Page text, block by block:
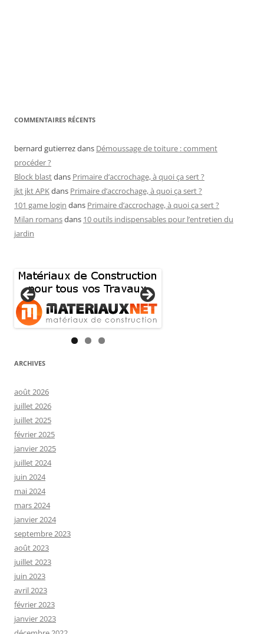
COMMENTAIRES RÉCENTS
bernard gutierrezdans Démoussage de toiture : comment
procéder ?
Block blastdans Primaire d’accrochage, à quoi ça sert ?
jkt jkt APKdans Primaire d’accrochage, à quoi ça sert ?
101 game login dans Primaire d’accrochage, à quoi ça sert ?
Milan romansdans 10 outils indispensables pour l’entretien du
jardin
ARCHIVES
août 2026
juillet 2026
juillet 2025
février 2025
janvier 2025
juillet 2024
juin 2024
mai 2024
mars 2024
janvier 2024
septembre 2023
août 2023
juillet 2023
juin 2023
avril 2023
février 2023
janvier 2023